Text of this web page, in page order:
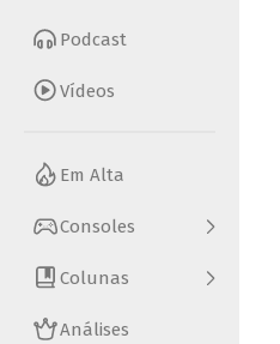
Podcast
Vídeos
Em Alta
Consoles
Colunas
Análises